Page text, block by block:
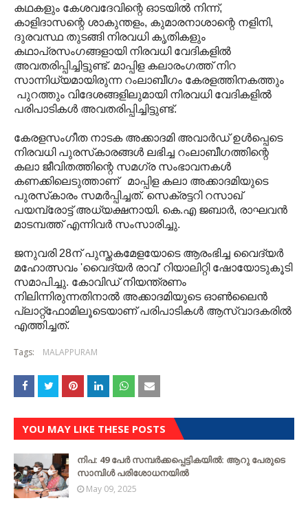
കഥകളും കേശവദേവിന്റെ ഓടയില്‍ നിന്ന്,
കാളിദാസന്റെ ശാകുന്തളം, കുമാരനാശാന്റെ നളിനി,
ദുരവസ്ഥ തുടങ്ങി നിരവധി കൃതികളും
കഥാപ്രസംഗങ്ങളായി നിരവധി വേദികളില്‍
അവതരിപ്പിച്ചിട്ടുണ്ട്. മാപ്പിള കലാരംഗത്ത് നിറ
സാന്നിധ്യമായിരുന്ന റംലാബീഗം കേരളത്തിനകത്തും
പുറത്തും വിദേശങ്ങളിലുമായി നിരവധി വേദികളില്‍
പരിപാടികള്‍ അവതരിപ്പിച്ചിട്ടുണ്ട്.
കേരളസംഗീത നാടക അക്കാദമി അവാര്‍ഡ് ഉള്‍പ്പെടെ
നിരവധി പുരസ്‌കാരങ്ങള്‍ ലഭിച്ച റംലാബീഗത്തിന്റെ
കലാ ജീവിതത്തിന്റെ സമഗ്ര സംഭാവനകള്‍
കണക്കിലെടുത്താണ് മാപ്പിള കലാ അക്കാദമിയുടെ
പുരസ്‌കാരം സമര്‍പ്പിച്ചത്. സെക്രട്ടറി റസാഖ്
പയമ്പ്രോട്ട് അധ്യക്ഷനായി. കെ.എ ജബാര്‍, രാഘവന്‍
മാടമ്പത്ത് എന്നിവര്‍ സംസാരിച്ചു.
ജനുവരി 28ന് പുസ്തകമേളയോടെ ആരംഭിച്ച വൈദ്യര്‍
മഹോത്സവം 'വൈദ്യര്‍ രാവ്' റിയാലിറ്റി ഷോയോടുകൂടി
സമാപിച്ചു. കോവിഡ് നിയന്ത്രണം
നിലിന്നിരുന്നതിനാല്‍ അക്കാദമിയുടെ ഓണ്‍ലൈന്‍
പ്ലാറ്റ്ഫോമിലൂടെയാണ് പരിപാടികള്‍ ആസ്വാദകരില്‍
എത്തിച്ചത്.
Tags: MALAPPURAM
YOU MAY LIKE THESE POSTS
നിപ: 49 പേർ സമ്പർക്കപ്പെട്ടികയിൽ: ആറു പേരുടെ
സാമ്പിൾ പരിശോധനയിൽ
May 09, 2025